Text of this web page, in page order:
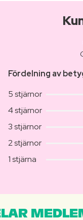
Fördelning av
5 stjärnor
4 stjärnor
3 stjärnor
2 stjärnor
1 stjärna